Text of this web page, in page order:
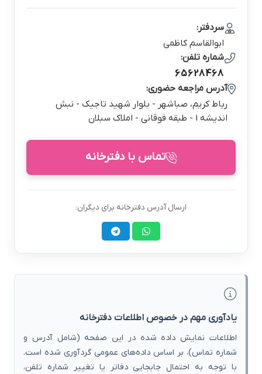
سردفتر:
ابوالقاسم كاظمي
شماره تلفن:
65628468
آدرس مراجعه حضوری:
رباط كريم، صباشهر - بلوار شهيد تاجيك - نبش
انديشه 1 - طبقه فوقاني - املاك سبلان
تماس با دفترخانه
ارسال آدرس دفترخانه برای دیگران:
یادآوری مهم در خصوص اطلاعات دفترخانه
اطلاعات نمایش داده شده در این صفحه (شامل آدرس و
شماره تماس)، بر اساس داده‌های عمومی گردآوری شده است.
با توجه به احتمال جابجایی دفاتر یا تغییر شماره تلفن،